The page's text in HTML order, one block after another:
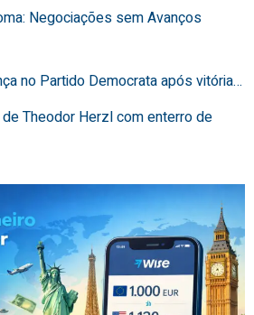
Negociações sem Avanços
no Partido Democrata após vitória…
Theodor Herzl com enterro de